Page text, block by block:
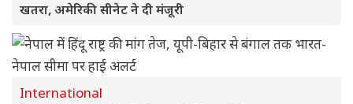
खतरा, अमेरिकी सीनेट ने दी मंजूरी
International